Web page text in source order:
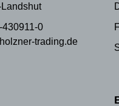
430911-0
trading.de